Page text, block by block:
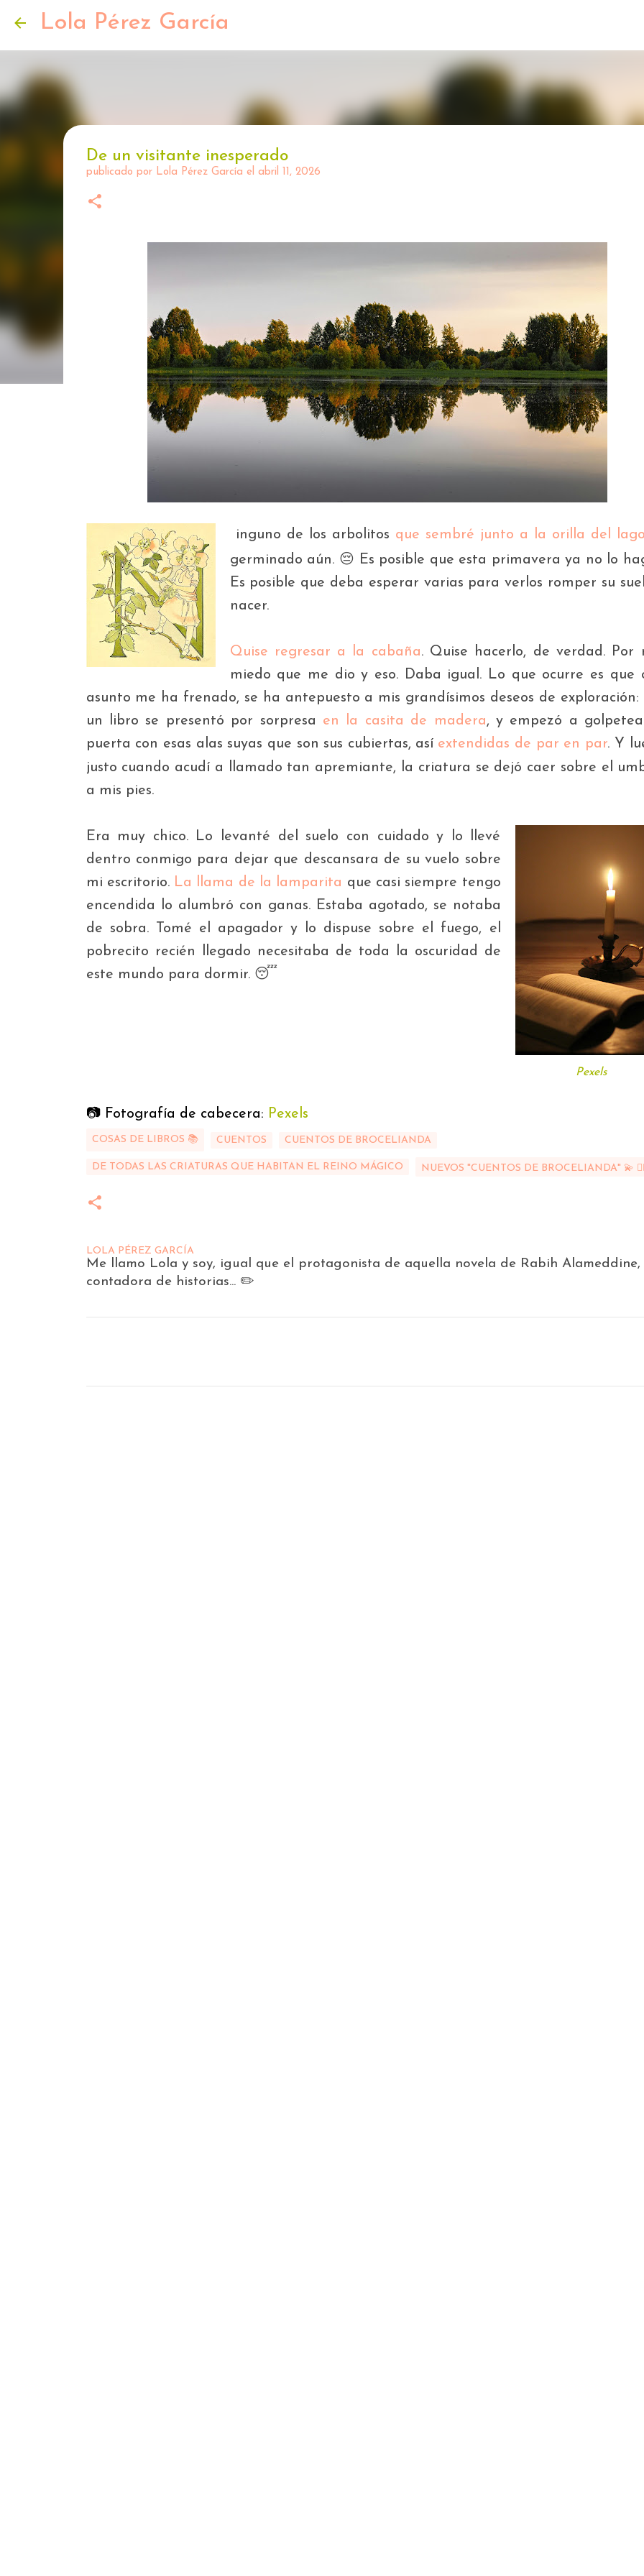
Lola Pérez García
De un visitante inesperado
publicado por Lola Pérez García el abril 11, 2026
inguno de los arbolitos que sembré junto a la orilla del lago
germinado aún. 😔 Es posible que esta primavera ya no lo
Es posible que deba esperar varias para verlos romper su
nacer.
Quise regresar a la cabaña. Quise hacerlo, de verdad. Por
miedo que me dio y eso. Daba igual. Lo que ocurre es que
asunto me ha frenado, se ha antepuesto a mis grandísimos deseos de exploración:
un libro se presentó por sorpresa en la casita de madera, y empezó a
puerta con esas alas suyas que son sus cubiertas, así extendidas de par en par. Y
justo cuando acudí a llamado tan apremiante, la criatura se dejó caer sobre el
a mis pies.
Pexels
Era muy chico. Lo levanté del suelo con cuidado y lo llevé
dentro conmigo para dejar que descansara de su vuelo sobre
mi escritorio. La llama de la lamparita que casi siempre tengo
encendida lo alumbró con ganas. Estaba agotado, se notaba
de sobra. Tomé el apagador y lo dispuse sobre el fuego, el
pobrecito recién llegado necesitaba de toda la oscuridad de
este mundo para dormir. 😴
📷 Fotografía de cabecera: Pexels
COSAS DE LIBROS 📚 CUENTOS CUENTOS DE BROCELIANDA
DE TODAS LAS CRIATURAS QUE HABITAN EL REINO MÁGICO NUEVOS "CUENTOS DE BROCELIANDA" 💫
LOLA PÉREZ GARCÍA
Me llamo Lola y soy, igual que el protagonista de aquella novela de Rabih Alameddine,
contadora de historias... ✏️
m